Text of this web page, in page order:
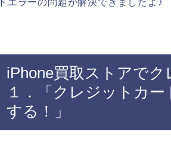
iPhone買取ストアで
１．「クレジットカ
する！」